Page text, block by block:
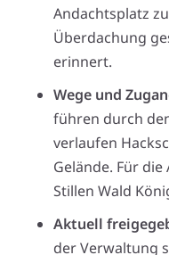
Andachtsplatz
Überdachung
erinnert.
Wege und
führen durch
verlaufen
Gelände. Für
Stillen Wald
Aktuell
der Verwaltung